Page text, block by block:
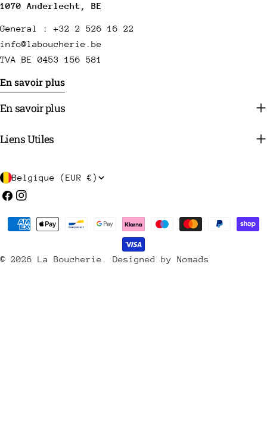
1070 Anderlecht, BE
General : +32 2 526 16 22
info@laboucherie.be
TVA BE 0453 156 581
En savoir plus
En savoir plus
Liens Utiles
P
a
/
Belgique (EUR €)
Facebook
Instagram
© 2026 La Boucherie Designed by Nomads
Méthodes
payement